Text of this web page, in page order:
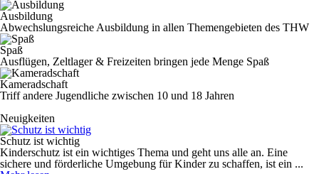
Ausbildung
Abwechslungsreiche Ausbildung in allen Themengebieten des THW
Spaß
Ausflügen, Zeltlager & Freizeiten bringen jede Menge Spaß
Kameradschaft
Triff andere Jugendliche zwischen 10 und 18 Jahren
Neuigkeiten
Schutz ist wichtig
Kinderschutz ist ein wichtiges Thema und geht uns alle an. Eine
sichere und förderliche Umgebung für Kinder zu schaffen, ist ein ...